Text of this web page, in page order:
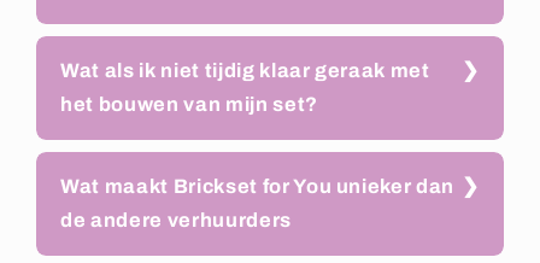
Wat als ik niet tijdig klaar geraak met
het bouwen van mijn set?
Wat maakt Brickset for You unieker dan
de andere verhuurders